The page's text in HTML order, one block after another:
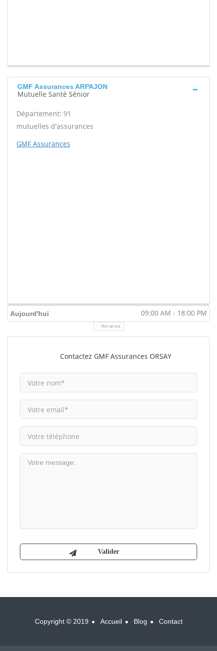
GMF Assurances ARPAJON
Mutuelle Santé Sénior
Département: 91
mutuelles d'assurances
GMF Assurances
Aujourd'hui 09:00 AM - 18:00 PM
Horaires
Contactez GMF Assurances ORSAY
Copyright © 2019 Accueil Blog Contact